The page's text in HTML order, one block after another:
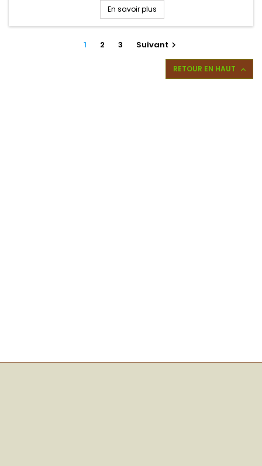
En savoir plus
1 2 3 Suivant 
RETOUR EN HAUT 